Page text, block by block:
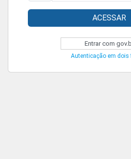
ACESSAR
Entrar com
Autenticação em dois